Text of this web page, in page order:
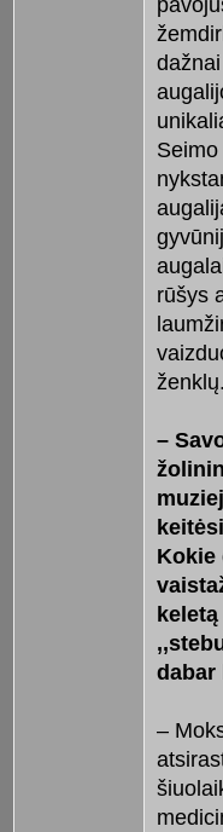
rūšys
ženklų.
–
Kokie
dabar
–